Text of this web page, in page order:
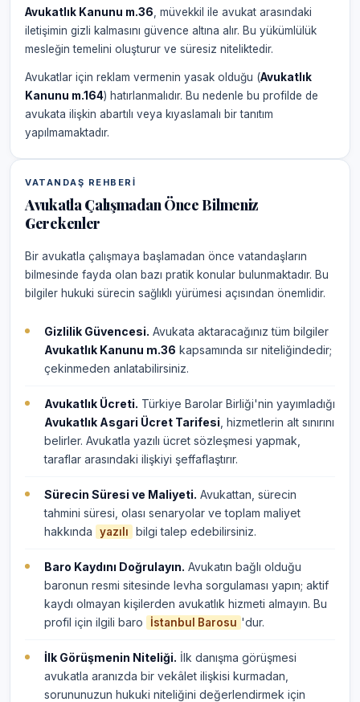
Avukatlık Kanunu m.36 , müvekkil ile avukat arasındaki
iletişimin gizli kalmasını güvence altına alır. Bu yükümlülük
mesleğin temelini oluşturur ve süresiz niteliktedir.
Avukatlar için reklam vermenin yasak olduğu (Avukatlık
Kanunu m.164) hatırlanmalıdır. Bu nedenle bu profilde de
avukata ilişkin abartılı veya kıyaslamalı bir tanıtım
yapılmamaktadır.
VATANDAŞ REHBERI
Avukatla Çalışmadan Önce Bilmeniz
Gerekenler
Bir avukatla çalışmaya başlamadan önce vatandaşların
bilmesinde fayda olan bazı pratik konular bulunmaktadır. Bu
bilgiler hukuki sürecin sağlıklı yürümesi açısından önemlidir.
Gizlilik Güvencesi. Avukata aktaracağınız tüm bilgiler
Avukatlık Kanunu m.36 kapsamında sır niteliğindedir;
çekinmeden anlatabilirsiniz.
Avukatlık Ücreti. Türkiye Barolar Birliği'nin yayımladığı
Avukatlık Asgari Ücret Tarifesi , hizmetlerin alt sınırını
belirler. Avukatla yazılı ücret sözleşmesi yapmak,
taraflar arasındaki ilişkiyi şeffaflaştırır.
Sürecin Süresi ve Maliyeti. Avukattan, sürecin
tahmini süresi, olası senaryolar ve toplam maliyet
hakkında
yazılı bilgi talep edebilirsiniz.
Baro Kaydını Doğrulayın. Avukatın bağlı olduğu
baronun resmi sitesinde levha sorgulaması yapın; aktif
kaydı olmayan kişilerden avukatlık hizmeti almayın. Bu
profil için ilgili baro
İstanbul Barosu 'dur.
İlk Görüşmenin Niteliği. İlk danışma görüşmesi
avukatla aranızda bir vekâlet ilişkisi kurmadan,
sorununuzun hukuki niteliğini değerlendirmek için